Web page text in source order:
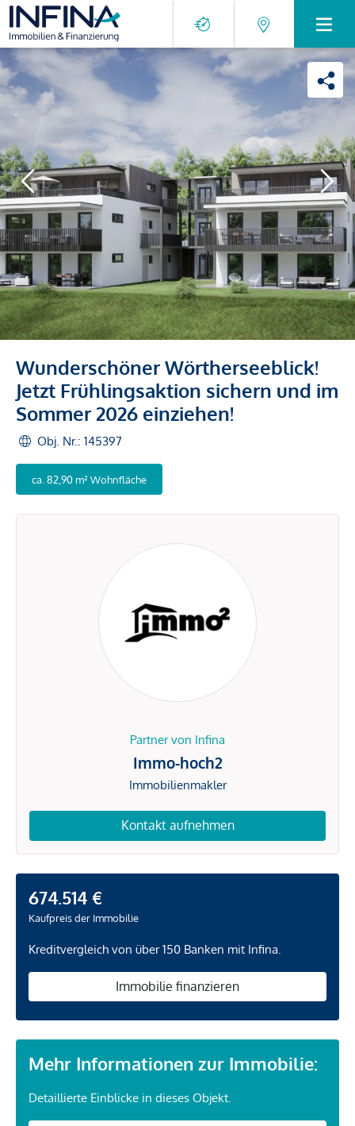
Wunderschöner Wörtherseeblick!
Jetzt Frühlingsaktion sichern und im
Sommer 2026 einziehen!
Obj. Nr.: 145397
ca. 82,90 m² Wohnfläche
Partner von Infina
Immo-hoch2
Immobilienmakler
Kontakt aufnehmen
674.514 €
Kaufpreis der Immobilie
Kreditvergleich von über 150 Banken mit Infina.
Immobilie finanzieren
Mehr Informationen zur Immobilie:
Detaillierte Einblicke in dieses Objekt.